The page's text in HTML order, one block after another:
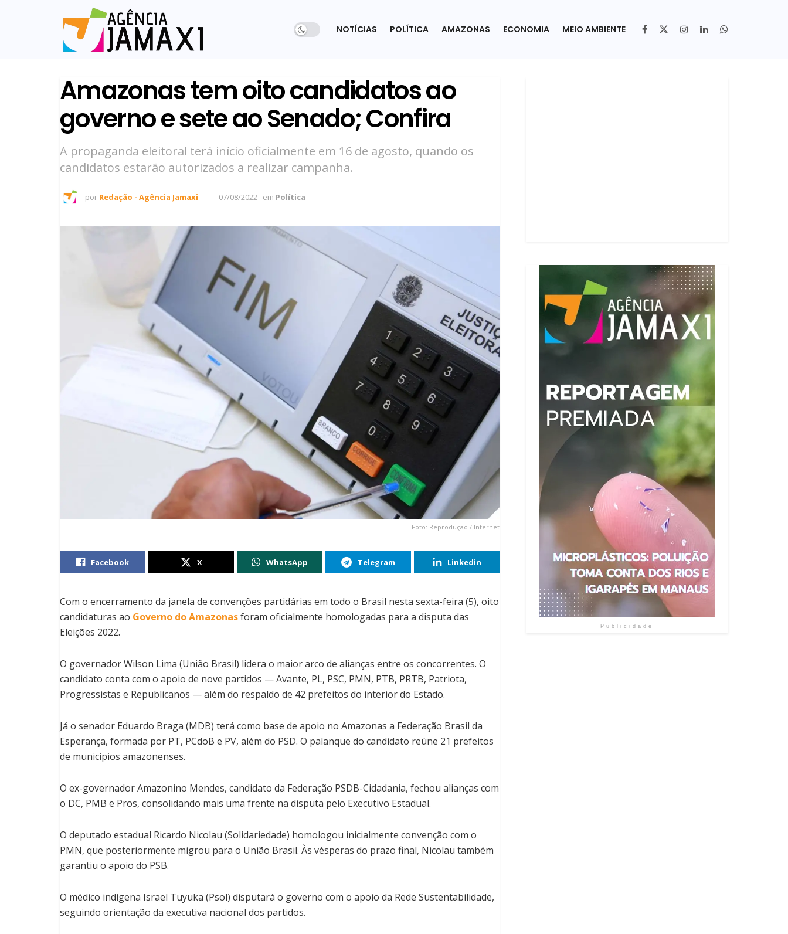
NOTÍCIAS POLÍTICA AMAZONAS ECONOMIA MEIO AMBIENTE
Amazonas tem oito candidatos ao
governo e sete ao Senado; Confira
A propaganda eleitoral terá início oficialmente em 16 de agosto, quando os
candidatos estarão autorizados a realizar campanha.
por Redação - Agência Jamaxi 07/08/2022 em Política
Foto: Reprodução / Internet
Facebook X WhatsApp Telegram Linkedin
Com o encerramento da janela de convenções partidárias em todo o Brasil nesta sexta-feira (5), oito
candidaturas ao Governo do Amazonasforam oficialmente homologadas para a disputa das
Eleições 2022.
O governador Wilson Lima (União Brasil) lidera o maior arco de alianças entre os concorrentes. O
candidato conta com o apoio de nove partidos — Avante, PL, PSC, PMN, PTB, PRTB, Patriota,
Progressistas e Republicanos — além do respaldo de 42 prefeitos do interior do Estado.
Já o senador Eduardo Braga (MDB) terá como base de apoio no Amazonas a Federação Brasil da
Esperança, formada por PT, PCdoB e PV, além do PSD. O palanque do candidato reúne 21 prefeitos
de municípios amazonenses.
O ex-governador Amazonino Mendes, candidato da Federação PSDB-Cidadania, fechou alianças com
o DC, PMB e Pros, consolidando mais uma frente na disputa pelo Executivo Estadual.
O deputado estadual Ricardo Nicolau (Solidariedade) homologou inicialmente convenção com o
PMN, que posteriormente migrou para o União Brasil. Às vésperas do prazo final, Nicolau também
garantiu o apoio do PSB.
O médico indígena Israel Tuyuka (Psol) disputará o governo com o apoio da Rede Sustentabilidade,
seguindo orientação da executiva nacional dos partidos.
Publicidade